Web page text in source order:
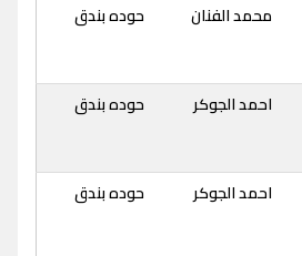
محمد الفنان حوده بندق
احمد الجوكر حوده بندق
احمد الجوكر حوده بندق